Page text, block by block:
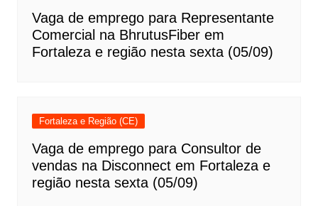
Vaga de emprego para Representante
Comercial na BhrutusFiber em
Fortaleza e região nesta sexta (05/09)
Fortaleza e Região (CE)
Vaga de emprego para Consultor de
vendas na Disconnect em Fortaleza e
região nesta sexta (05/09)